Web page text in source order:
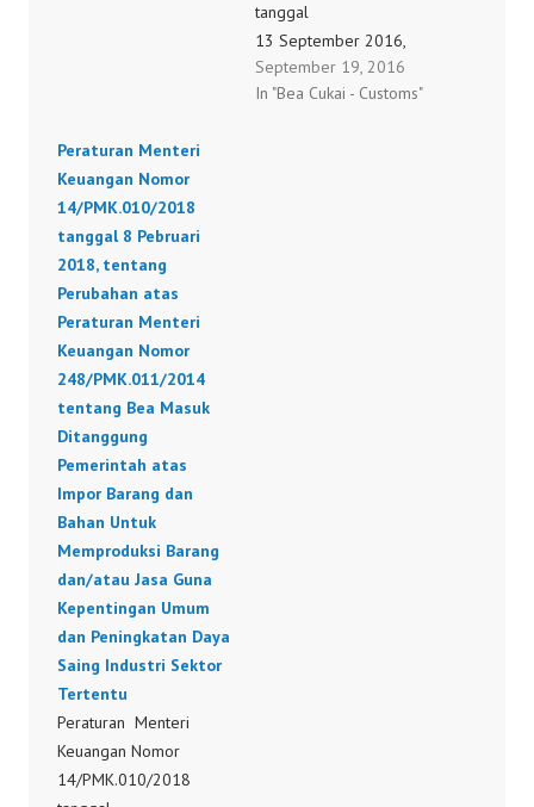
tanggal
13 September 2016,
tentang Perubahan
Kelima atas Peraturan
September 19, 2016
In "Bea Cukai - Customs"
Peraturan Menteri
Keuangan Nomor
14/PMK.010/2018
tanggal 8 Pebruari
2018, tentang
Perubahan atas
Peraturan Menteri
Keuangan Nomor
248/PMK.011/2014
tentang Bea Masuk
Ditanggung
Pemerintah atas
Impor Barang dan
Bahan Untuk
Memproduksi Barang
dan/atau Jasa Guna
Kepentingan Umum
dan Peningkatan Daya
Saing Industri Sektor
Tertentu
Peraturan Menteri
Keuangan Nomor
14/PMK.010/2018